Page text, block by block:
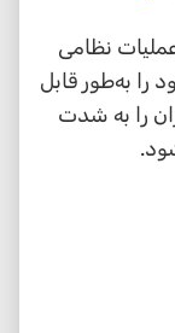
نظامی
به‌طور قابل
را به شدت